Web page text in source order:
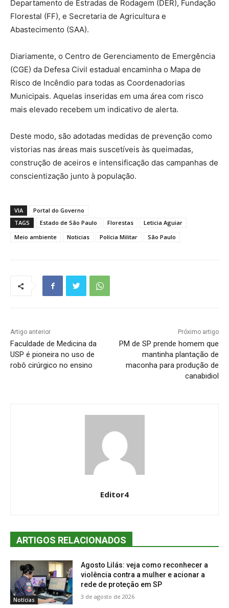
Departamento de Estradas de Rodagem (DER), Fundação
Florestal (FF), e Secretaria de Agricultura e
Abastecimento (SAA).
Diariamente, o Centro de Gerenciamento de Emergência
(CGE) da Defesa Civil estadual encaminha o Mapa de
Risco de Incêndio para todas as Coordenadorias
Municipais. Aquelas inseridas em uma área com risco
mais elevado recebem um indicativo de alerta.
Deste modo, são adotadas medidas de prevenção como
vistorias nas áreas mais suscetíveis às queimadas,
construção de aceiros e intensificação das campanhas de
conscientização junto à população.
VIA
Portal do Governo
TAGS
Estado de São Paulo Florestas
Leticia Aguiar
Meio ambiente
Noticias Polícia Militar São Paulo
Artigo anterior
Faculdade de Medicina da
USP é pioneira no uso de
robô cirúrgico no ensino
Próximo artigo
PM de SP prende homem que
mantinha plantação de
maconha para produção de
canabidiol
Editor4
ARTIGOS RELACIONADOS
Notícias
Agosto Lilás: veja como reconhecer a
violência contra a mulher e acionar a
rede de proteção em SP
3 de agosto de 2026